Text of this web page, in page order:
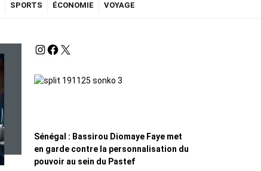
SPORTS ÉCONOMIE VOYAGE
Sénégal : Bassirou Diomaye Faye met
en garde contre la personnalisation du
pouvoir au sein du Pastef